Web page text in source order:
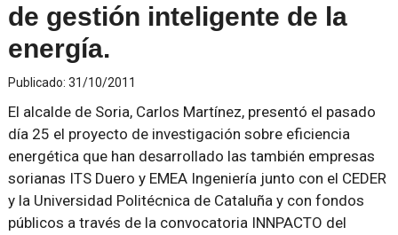
de gestión inteligente de la
energía.
Publicado: 31/10/2011
El alcalde de Soria, Carlos Martínez, presentó el pasado
día 25 el proyecto de investigación sobre eficiencia
energética que han desarrollado las también empresas
sorianas ITS Duero y EMEA Ingeniería junto con el CEDER
y la Universidad Politécnica de Cataluña y con fondos
públicos a través de la convocatoria INNPACTO del